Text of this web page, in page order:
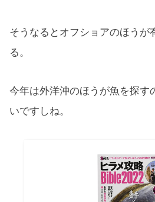
そうなるとオフショアのほうが
る。
今年は外洋沖のほうが魚を探す
いですしね。